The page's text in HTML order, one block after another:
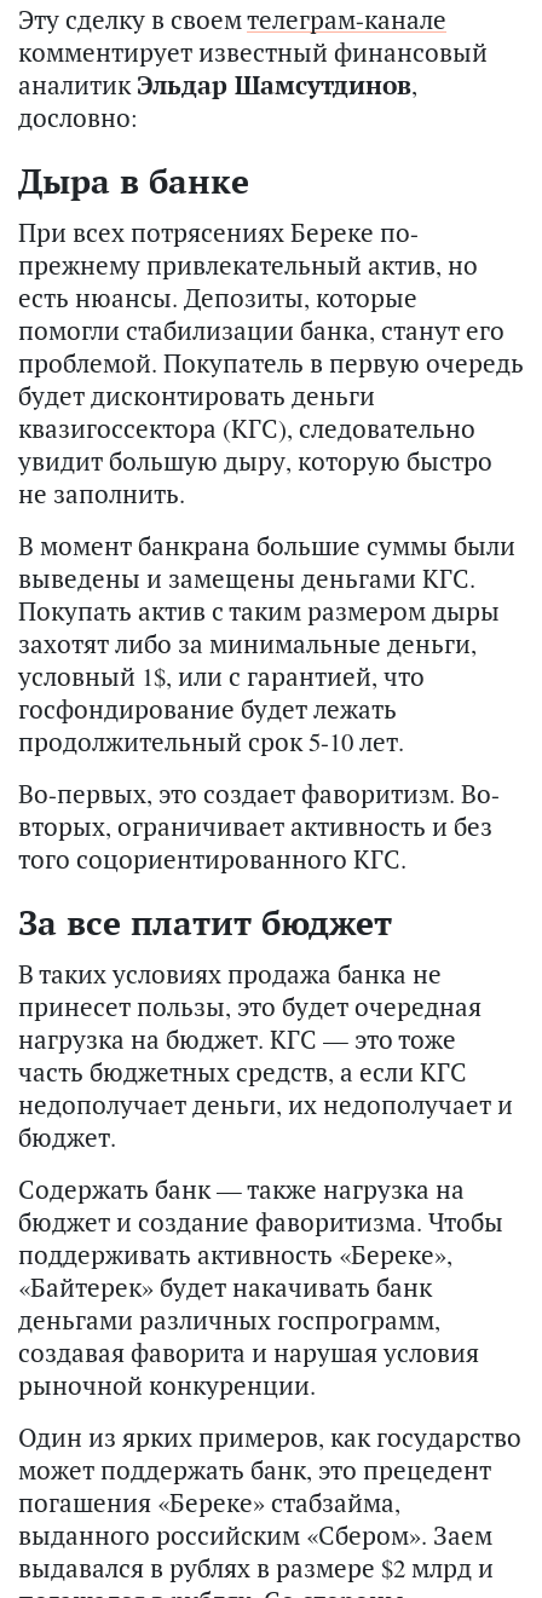
Эту сделку в своемтелеграм-канале
комментирует известный финансовый
аналитик Эльдар Шамсутдинов,
дословно:
Дыра в банке
При всех потрясениях Береке по-
прежнему привлекательный актив, но
есть нюансы. Депозиты, которые
помогли стабилизации банка, станут его
проблемой. Покупатель в первую очередь
будет дисконтировать деньги
квазигоссектора (КГС), следовательно
увидит большую дыру, которую быстро
не заполнить.
В момент банкрана большие суммы были
выведены и замещены деньгами КГС.
Покупать актив с таким размером дыры
захотят либо за минимальные деньги,
условный 1$, или с гарантией, что
госфондирование будет лежать
продолжительный срок 5-10 лет.
Во-первых, это создает фаворитизм. Во-
вторых, ограничивает активность и без
того соцориентированного КГС.
За все платит бюджет
В таких условиях продажа банка не
принесет пользы, это будет очередная
нагрузка на бюджет. КГС — это тоже
часть бюджетных средств, а если КГС
недополучает деньги, их недополучает и
бюджет.
Содержать банк — также нагрузка на
бюджет и создание фаворитизма. Чтобы
поддерживать активность «Береке»,
«Байтерек» будет накачивать банк
деньгами различных госпрограмм,
создавая фаворита и нарушая условия
рыночной конкуренции.
Один из ярких примеров, как государство
может поддержать банк, это прецедент
погашения «Береке» стабзайма,
выданного российским «Сбером». Заем
выдавался в рублях в размере $2 млрд и